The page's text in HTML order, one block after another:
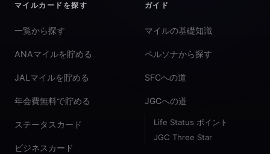
マイルカードを探す
一覧から探す
ANAマイルを貯める
JALマイルを貯める
年会費無料で貯める
ステータスカード
ビジネスカード
ガイド
マイルの基礎知識
ペルソナから探す
SFCへの道
JGCへの道
Life Status ポイント
JGC Three Star